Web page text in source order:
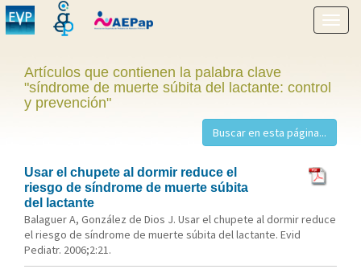
menú
Artículos que contienen la palabra clave
"síndrome de muerte súbita del lactante: control
y prevención"
Usar el chupete al dormir reduce el
riesgo de síndrome de muerte súbita
del lactante
Balaguer A, González de Dios J. Usar el chupete al dormir reduce
el riesgo de síndrome de muerte súbita del lactante. Evid
Pediatr. 2006;2:21.